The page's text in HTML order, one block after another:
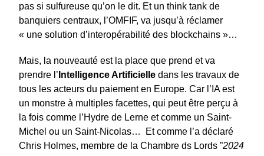
pas si sulfureuse qu’on le dit. Et un think tank de
banquiers centraux, l’OMFIF, va jusqu’à réclamer
« une solution d’interopérabilité des blockchains »…
Mais, la nouveauté est la place que prend et va
prendre l’ Intelligence Artificielle dans les travaux de
tous les acteurs du paiement en Europe. Car l’IA est
un monstre à multiples facettes, qui peut être perçu à
la fois comme l’Hydre de Lerne et comme un Saint-
Michel ou un Saint-Nicolas… Et comme l’a déclaré
Chris Holmes, membre de la Chambre ds Lords ”2024